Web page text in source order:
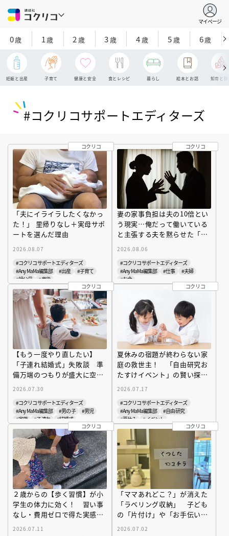
マイページ
0歳 1歳 2 歳 3歳 4歳 5歳 6歳
妊娠と出産 子育て 健康と安全 食とレシピ 暮らし 絵本とお話 知育と探
#コクリコサポートエディターズ
コクリコ
「夫にイライラしたくなかっ
た！」 里帰りなし＋実母サポ
ートを選んだ理由
2026.08.07
#コクリコサポートエディターズ
#Any MaMa編集部
#出産
#子育て
#祖父母
#産後
コクリコ
妻の家事負担は夫の10倍とい
う現実…俺だって働いている
と主張する夫を黙らせた「あ
2026.08.06
#コクリコサポートエディターズ
#Any MaMa編集部
#仕事
#夫婦
#お金
コクリコ
【もう一度やり直したい】
「子連れ結婚式」失敗談 準
備万端のつもりが盛大に空回
2026.07.30
#コクリコサポートエディターズ
#Any MaMa編集部
#男の子
#男児
#家族
#子連れ
#結婚式
#やんちゃ
#イベント
コクリコ
夏休みの宿題が終わらない家
庭の救世主！ 「自由研究お
たすけイベント」の賢い探し
2026.07.17
#コクリコサポートエディターズ
#Any MaMa編集部
#自由研究
#夏休み
#イベント
コクリコ
２歳からの【歩く習慣】が小
学生の体力に効く！ 習い事
なし・費用ゼロで得た実感を
ママが証言
2026.07.11
コクリコ
「ママあれどこ？」が消えた
「ラベリング収納」 子ども
の「片付け」や「お手伝い」
が自然と身につく
2026.07.02